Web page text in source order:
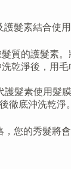
髮素結合使
質的護髮素
乾淨後，用
護髮素使用髮
徹底沖洗乾
您的秀髮將